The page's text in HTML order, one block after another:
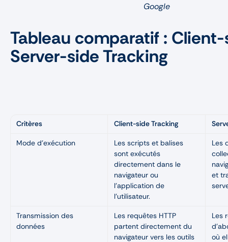
Google
Tableau comparatif :
Server-side Tracking
Critères Client-side Tracking
Mode d’exécution
Les scripts et balises
sont exécutés
directement dans le
navigateur ou
l’application de
l’utilisateur.
Les
et
Transmission des
données
Les requêtes HTTP
partent directement du
navigateur vers les outils
Les
où